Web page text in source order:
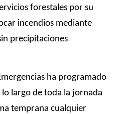
forestales por su
incendios mediante
precipitaciones
ha programado
largo de toda la jornada
temprana cualquier